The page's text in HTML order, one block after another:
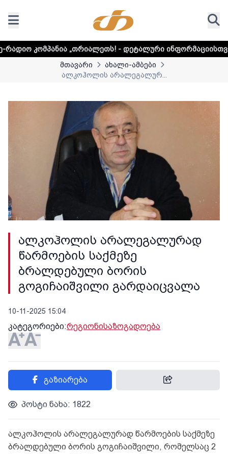
„თრიალეთს! - დეტალური ინფორმაციისთვის დააკლიკეთ
მთავარი
ახალი-ამბები
ალკოჰოლის არალეგალურ...
ალკოჰოლის არალეგალურად
წარმოების საქმეზე
ბრალდებული ბორის
გოგიჩაიშვილი გარდაიცვალა
10-11-2025 15:04
კატეგორიები:რეგიონისაზოგადოება
გაზიარება
პოსტი ნახა: 1822
ალკოჰოლის არალეგალურად წარმოების საქმეზე
ბრალდებული ბორის გოგიჩაიშვილი, რომელსაც 2